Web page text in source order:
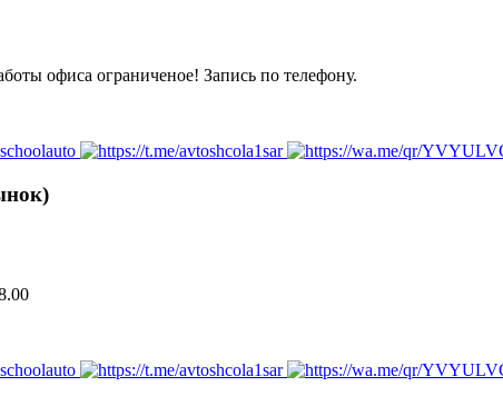
офиса ограниченое! Запись по телефону.